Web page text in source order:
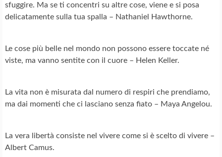
sfuggire. Ma se ti concentri su altre cose, viene e si posa
delicatamente sulla tua spalla – Nathaniel Hawthorne.
Le cose più belle nel mondo non possono essere toccate né
viste, ma vanno sentite con il cuore – Helen Keller.
La vita non è misurata dal numero di respiri che prendiamo,
ma dai momenti che ci lasciano senza fiato – Maya Angelou.
La vera libertà consiste nel vivere come si è scelto di vivere –
Albert Camus.